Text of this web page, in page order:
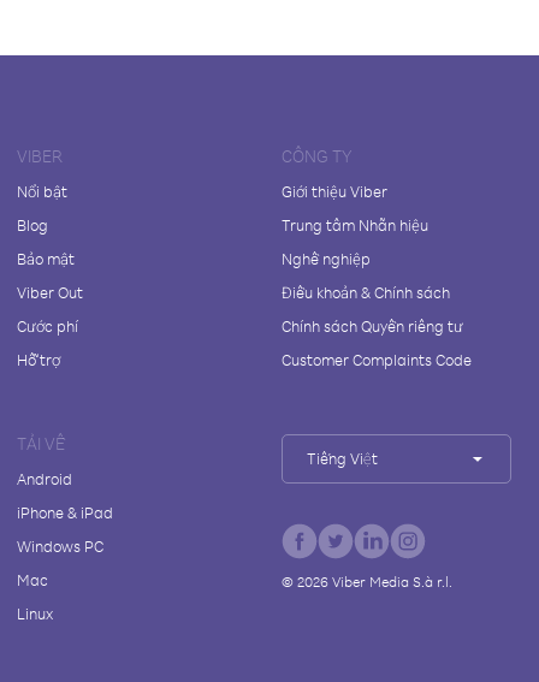
VIBER
Nổi bật
Blog
Bảo mật
Viber Out
Cước phí
Hỗ trợ
CÔNG TY
Giới thiệu Viber
Trung tâm Nhãn hiệu
Nghề nghiệp
Điều khoản & Chính sách
Chính sách Quyền riêng tư
Customer Complaints Code
TẢI VỀ
Android
iPhone & iPad
Windows PC
Mac
Linux
Tiếng Việt
© 2026Viber Media S.à r.l.